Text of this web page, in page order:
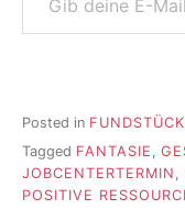
Posted in
Tagged FANTASIE ,
JOBCENTERTERMIN ,
POSITIVE